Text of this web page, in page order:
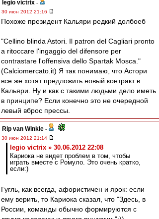
legio victrix -
30 июн 2012 21:16
Похоже президент Кальяри редкий долбоеб
"Cellino blinda Astori. Il patron del Cagliari pronto
a ritoccare l'ingaggio del difensore per
contrastare l'offensiva dello Spartak Mosca."
(Calciomercato.it) Я так понимаю, что Астори
все же хотят предложить новый контракт в
Кальяри. Ну и как с такими людьми дело иметь
в принципе? Если конечно это не очередной
левый вброс прессы.
Rip van Winkle -
30 июн 2012 21:14
legio victrix » 30.06.2012 22:08
Кариока не видет проблем в том, чтобы
играть вместе с Ромуло. Это очень кратко,
если:)
Гугль, как всегда, афористичен и ярок: если
ему верить, то Кариока сказал, что "Здесь, в
России, команды обычно формируются с